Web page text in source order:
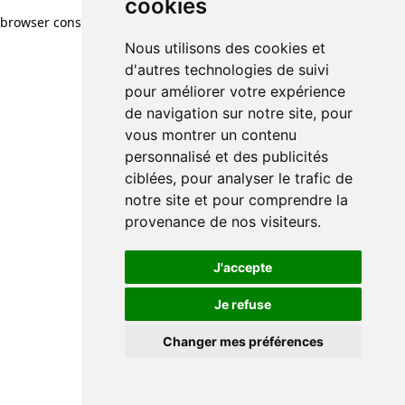
cookies
Nous utilisons des cookies et
d'autres technologies de suivi
pour améliorer votre expérience
de navigation sur notre site, pour
vous montrer un contenu
personnalisé et des publicités
ciblées, pour analyser le trafic de
notre site et pour comprendre la
provenance de nos visiteurs.
J'accepte
Je refuse
Changer mes préférences
browser console for more information)